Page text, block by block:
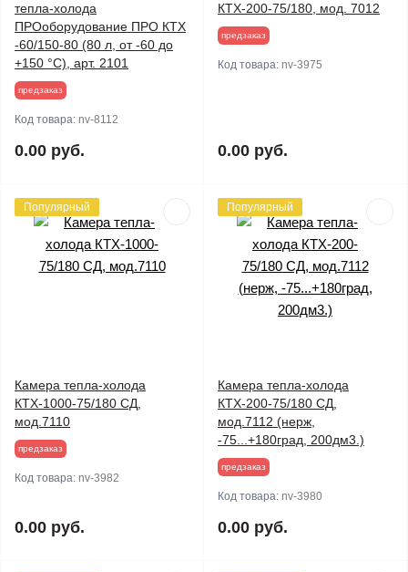
тепла-холода
ПРОоборудование ПРО КТХ
-60/150-80 (80 л, от -60 до
+150 °C), арт. 2101
предзаказ
Код товара: nv-8112
0.00 руб.
КТХ-200-75/180, мод. 7012
предзаказ
Код товара: nv-3975
0.00 руб.
Популярный
Камера тепла-холода
КТХ-1000-75/180 СД,
мод.7110
предзаказ
Код товара: nv-3982
0.00 руб.
Популярный
Камера тепла-холода
КТХ-200-75/180 СД,
мод.7112 (нерж,
-75...+180град, 200дм3.)
предзаказ
Код товара: nv-3980
0.00 руб.